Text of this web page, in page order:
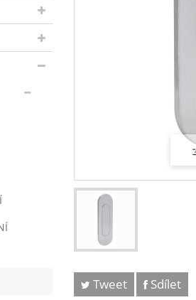
Tweet Sdílet